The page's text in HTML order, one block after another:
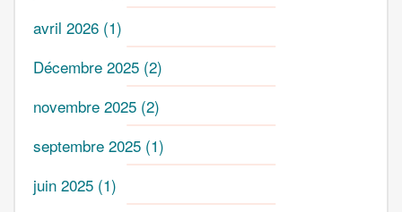
avril 2026 (1)
Décembre 2025 (2)
novembre 2025 (2)
septembre 2025 (1)
juin 2025 (1)